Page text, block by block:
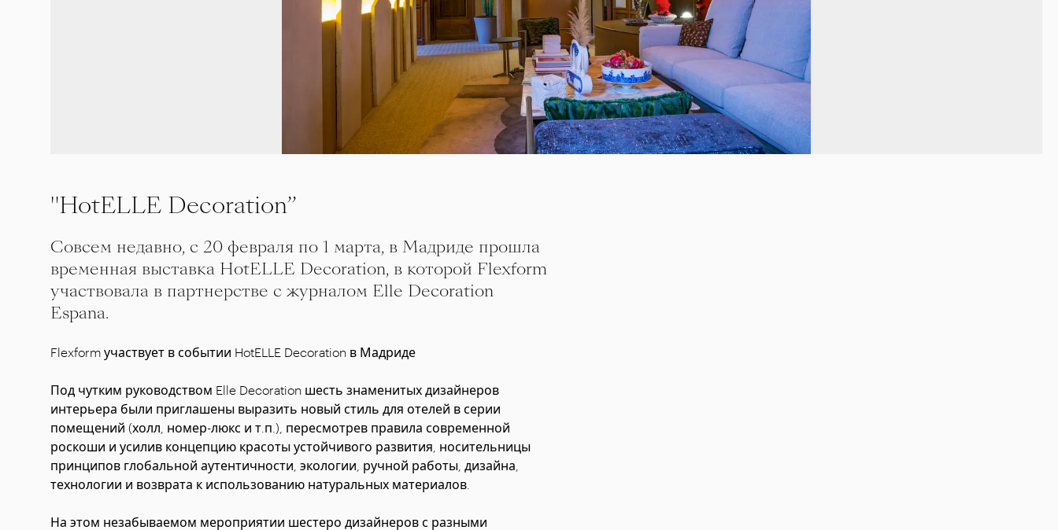
"HotELLE Decoration”
Совсем недавно, с 20 февраля по 1 марта, в Мадриде прошла
временная выставка HotELLE Decoration, в которой Flexform
участвовала в партнерстве с журналом Elle Decoration
Espana.
Flexform участвует в событии HotELLE Decoration в Мадриде
Под чутким руководством Elle Decoration шесть знаменитых дизайнеров
интерьера были приглашены выразить новый стиль для отелей в серии
помещений (холл, номер-люкс и т.п.), пересмотрев правила современной
роскоши и усилив концепцию красоты устойчивого развития, носительницы
принципов глобальной аутентичности, экологии, ручной работы, дизайна,
технологии и возврата к использованию натуральных материалов.
На этом незабываемом мероприятии шестеро дизайнеров с разными